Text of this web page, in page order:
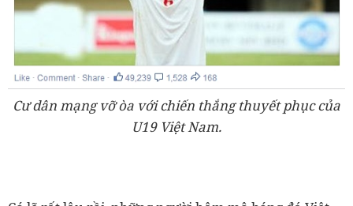
Cư dân mạng vỡ òa với chiến thắng thuyết phục của
U19 Việt Nam.